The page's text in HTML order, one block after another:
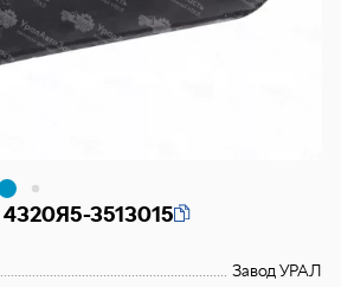
4320Я5-3513015
Завод УРАЛ